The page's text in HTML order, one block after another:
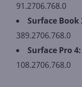
91.2706.768.0
Surface Book
389.2706.768.0
Surface Pro 4:
108.2706.768.0